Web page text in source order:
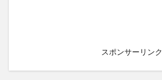
スポンサーリンク